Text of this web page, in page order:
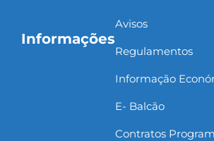
Informações
Avisos
Regulamentos
Informação
E- Balcão
Contratos